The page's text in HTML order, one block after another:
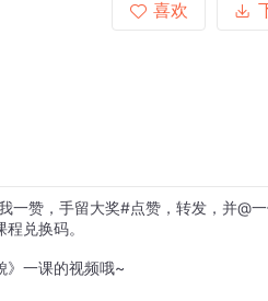
喜欢
一赞，手留大奖#点赞，转发，并@
兑换码。
》一课的视频哦~